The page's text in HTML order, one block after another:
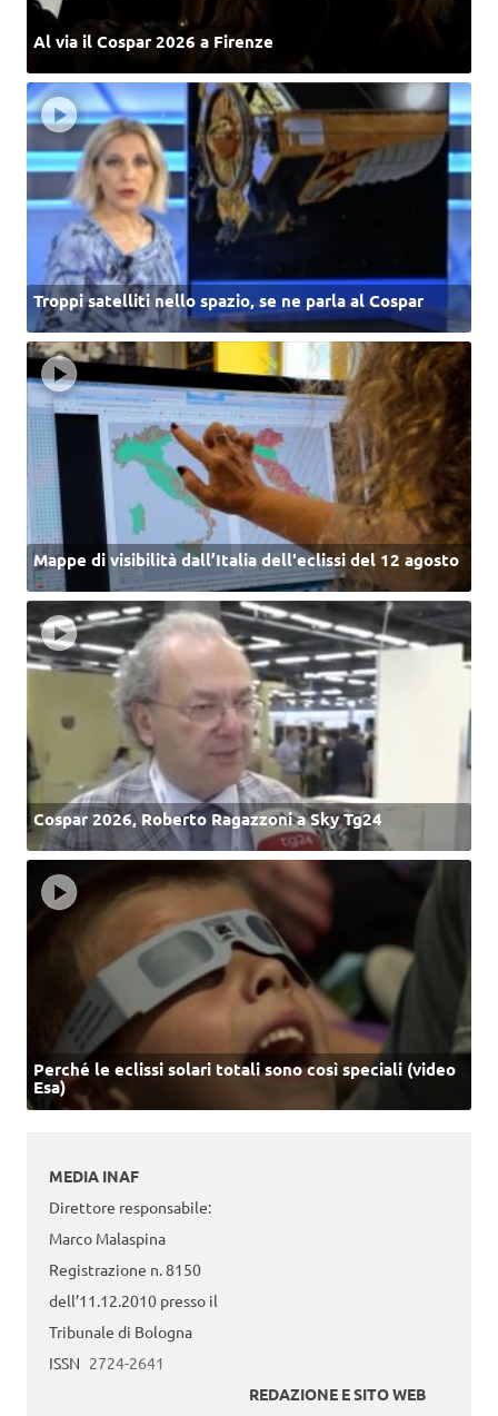
Al via il Cospar 2026 a Firenze
Troppi satelliti nello spazio, se ne parla al Cospar
Mappe di visibilità dall’Italia dell'eclissi del 12 agosto
Cospar 2026, Roberto Ragazzoni a Sky Tg24
Perché le eclissi solari totali sono così speciali (video
Esa)
MEDIA INAF
Direttore responsabile:
Marco Malaspina
Registrazione n. 8150
dell’11.12.2010 presso il
Tribunale di Bologna
ISSN 2724-2641
REDAZIONE E SITO WEB